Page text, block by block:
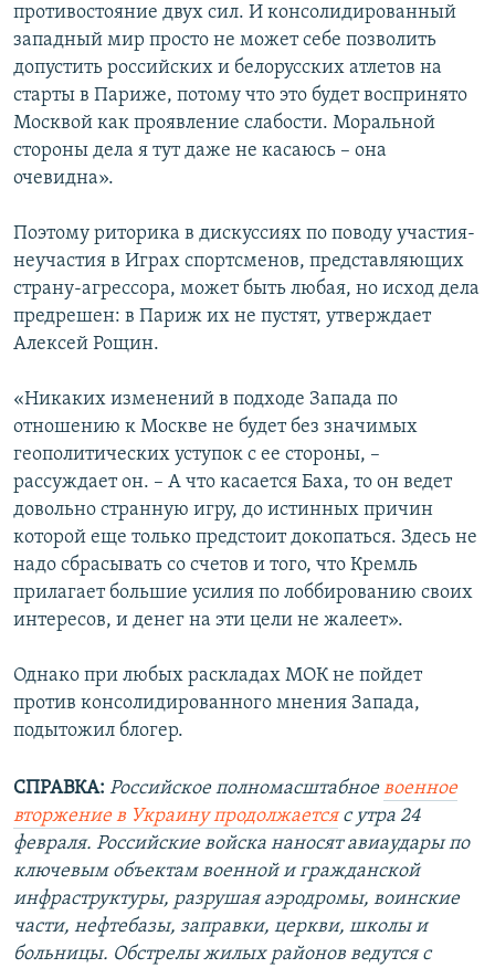
противостояние двух сил. И консолидированный
западный мир просто не может себе позволить
допустить российских и белорусских атлетов на
старты в Париже, потому что это будет воспринято
Москвой как проявление слабости. Моральной
стороны дела я тут даже не касаюсь – она
очевидна».
Поэтому риторика в дискуссиях по поводу участия-
неучастия в Играх спортсменов, представляющих
страну-агрессора, может быть любая, но исход дела
предрешен: в Париж их не пустят, утверждает
Алексей Рощин.
«Никаких изменений в подходе Запада по
отношению к Москве не будет без значимых
геополитических уступок с ее стороны, –
рассуждает он. – А что касается Баха, то он ведет
довольно странную игру, до истинных причин
которой еще только предстоит докопаться. Здесь не
надо сбрасывать со счетов и того, что Кремль
прилагает большие усилия по лоббированию своих
интересов, и денег на эти цели не жалеет».
Однако при любых раскладах МОК не пойдет
против консолидированного мнения Запада,
подытожил блогер.
СПРАВКА: Российское полномасштабноевоенное
вторжение в Украину продолжаетсяс утра 24
февраля. Российские войска наносят авиаудары по
ключевым объектам военной и гражданской
инфраструктуры, разрушая аэродромы, воинские
части, нефтебазы, заправки, церкви, школы и
больницы. Обстрелы жилых районов ведутся с